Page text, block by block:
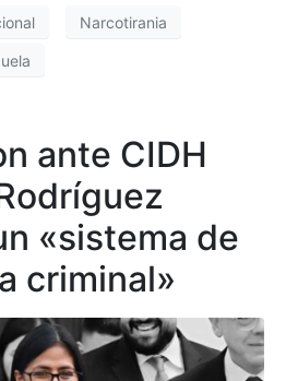
Narcotirania
ante CIDH
«sistema de
criminal»